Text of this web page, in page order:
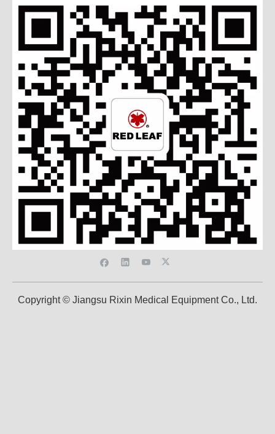
Copyright © Jiangsu Rixin Medical Equipment Co., Ltd.